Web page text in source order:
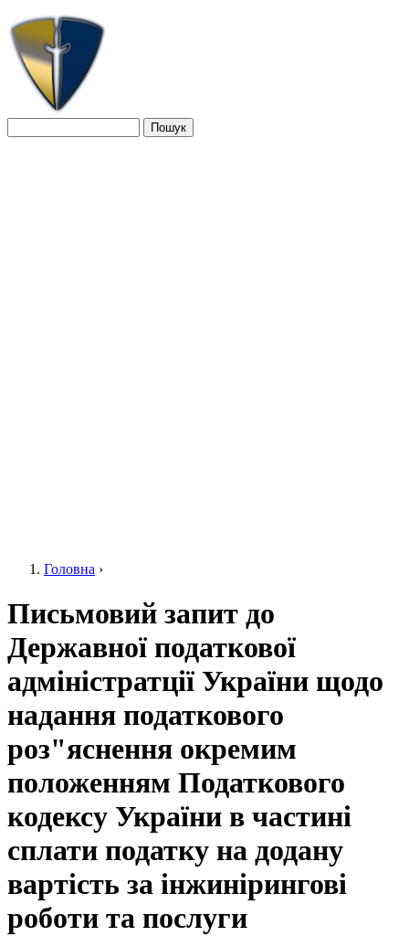
Jump to navigation
Головна ›
Письмовий запит до
Державної податкової
адміністратції України щодо
надання податкового
роз"яснення окремим
положенням Податкового
кодексу України в частині
сплати податку на додану
вартість за інжинірингові
роботи та послуги